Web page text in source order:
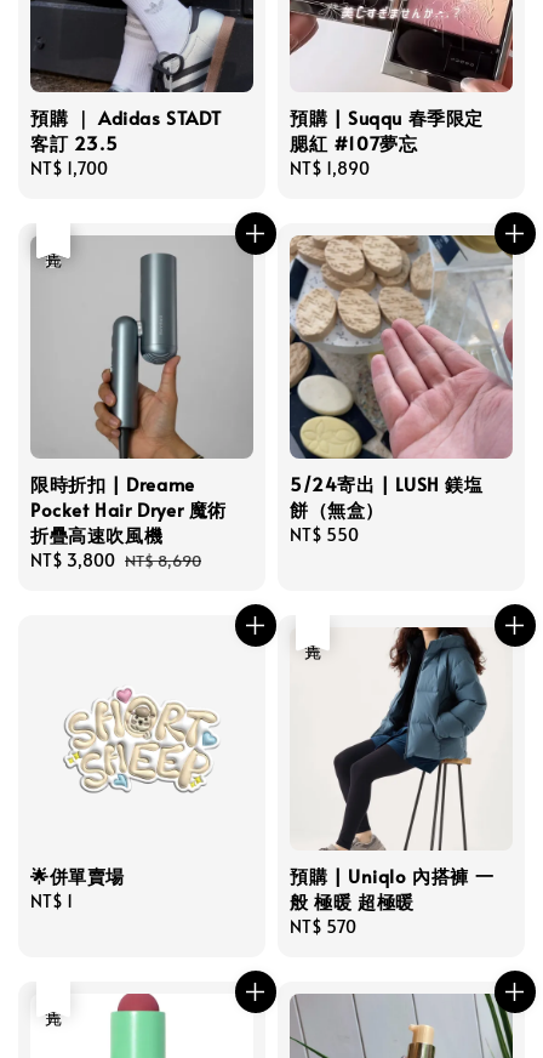
預購 ｜ Adidas STADT
客訂 23.5
Regular
NT$ 1,700
預購 | Suqqu 春季限定
腮紅 #107夢忘
Regular
NT$ 1,890
限時折扣 | Dreame
Pocket Hair Dryer 魔術
折疊高速吹風機
Sale
NT$ 3,800 Regular
NT$ 8,690
5/24寄出 | LUSH 鎂塩
餅（無盒）
Regular
NT$ 550
🌟併單賣場
Regular
NT$ 1
預購 | Uniqlo 內搭褲 一
般 極暖 超極暖
Regular
NT$ 570